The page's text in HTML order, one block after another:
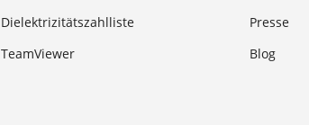
Dielektrizitätszahlliste
TeamViewer
Presse
Blog